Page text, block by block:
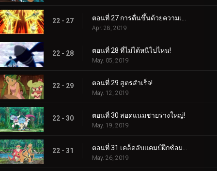
22 - 27
Apr. 28, 2019
22 - 28 ตอนที่ 28 ที่ไม่ได้หนีไปไหน!
May. 05, 2019
22 - 29 ตอนที่ 29 สูตรสำเร็จ!
May. 12, 2019
22 - 30 ตอนที่ 30 สอดแนมชายร่างใหญ่!
May. 19, 2019
22 - 31
May. 26, 2019